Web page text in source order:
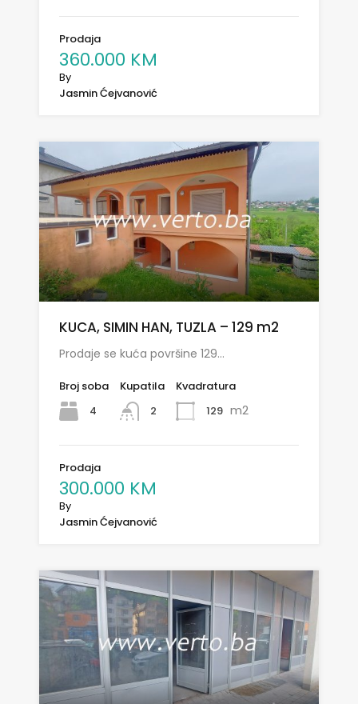
Prodaja
360.000 KM
By
Jasmin Ćejvanović
KUCA, SIMIN HAN, TUZLA – 129 m2
Prodaje se kuća površine 129…
Broj soba
4
Kupatila
2
Kvadratura
129 m2
Prodaja
300.000 KM
By
Jasmin Ćejvanović